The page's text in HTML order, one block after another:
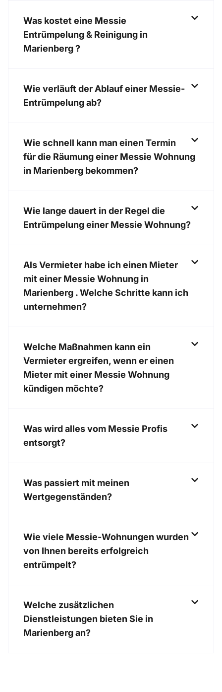
Was kostet eine Messie
Entrümpelung & Reinigung in
Marienberg ?
Wie verläuft der Ablauf einer Messie-
Entrümpelung ab?
Wie schnell kann man einen Termin
für die Räumung einer Messie Wohnung
in Marienberg bekommen?
Wie lange dauert in der Regel die
Entrümpelung einer Messie Wohnung?
Als Vermieter habe ich einen Mieter
mit einer Messie Wohnung in
Marienberg . Welche Schritte kann ich
unternehmen?
Welche Maßnahmen kann ein
Vermieter ergreifen, wenn er einen
Mieter mit einer Messie Wohnung
kündigen möchte?
Was wird alles vom Messie Profis
entsorgt?
Was passiert mit meinen
Wertgegenständen?
Wie viele Messie-Wohnungen wurden
von Ihnen bereits erfolgreich
entrümpelt?
Welche zusätzlichen
Dienstleistungen bieten Sie in
Marienberg an?